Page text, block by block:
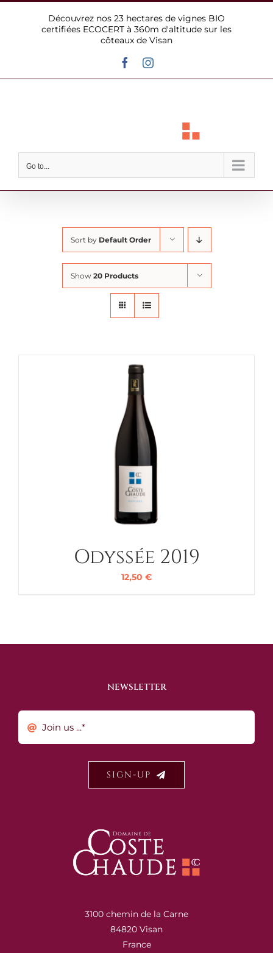
Découvrez nos 23 hectares de vignes BIO
certifiées ECOCERT à 360m d'altitude sur les
côteaux de Visan
FacebookInstagram
Go to...
Sort by Default Order
Show 20 Products
Odyssée 2019
12,50 €
NEWSLETTER
SIGN-UP
3100 chemin de la Carne
84820 Visan
France